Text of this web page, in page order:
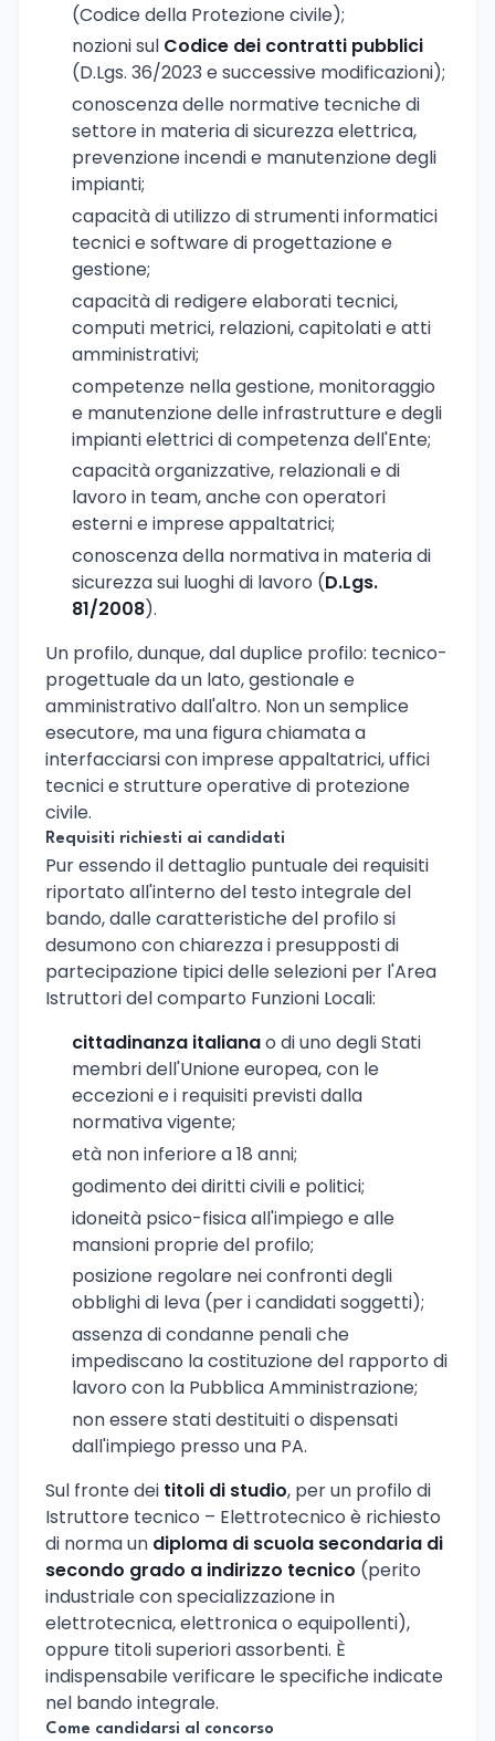
(Codice della Protezione civile);
nozioni sul Codice dei contratti pubblici
(D.Lgs. 36/2023 e successive modificazioni);
conoscenza delle normative tecniche di
settore in materia di sicurezza elettrica,
prevenzione incendi e manutenzione degli
impianti;
capacità di utilizzo di strumenti informatici
tecnici e software di progettazione e
gestione;
capacità di redigere elaborati tecnici,
computi metrici, relazioni, capitolati e atti
amministrativi;
competenze nella gestione, monitoraggio
e manutenzione delle infrastrutture e degli
impianti elettrici di competenza dell'Ente;
capacità organizzative, relazionali e di
lavoro in team, anche con operatori
esterni e imprese appaltatrici;
conoscenza della normativa in materia di
sicurezza sui luoghi di lavoro (D.Lgs.
81/2008).
Un profilo, dunque, dal duplice profilo: tecnico-
progettuale da un lato, gestionale e
amministrativo dall'altro. Non un semplice
esecutore, ma una figura chiamata a
interfacciarsi con imprese appaltatrici, uffici
tecnici e strutture operative di protezione
civile.
Requisiti richiesti ai candidati
Pur essendo il dettaglio puntuale dei requisiti
riportato all'interno del testo integrale del
bando, dalle caratteristiche del profilo si
desumono con chiarezza i presupposti di
partecipazione tipici delle selezioni per l'Area
Istruttori del comparto Funzioni Locali:
cittadinanza italianao di uno degli Stati
membri dell'Unione europea, con le
eccezioni e i requisiti previsti dalla
normativa vigente;
età non inferiore a 18 anni;
godimento dei diritti civili e politici;
idoneità psico-fisica all'impiego e alle
mansioni proprie del profilo;
posizione regolare nei confronti degli
obblighi di leva (per i candidati soggetti);
assenza di condanne penali che
impediscano la costituzione del rapporto di
lavoro con la Pubblica Amministrazione;
non essere stati destituiti o dispensati
dall'impiego presso una PA.
Sul fronte dei titoli di studio, per un profilo di
Istruttore tecnico – Elettrotecnico è richiesto
di norma un diploma di scuola secondaria di
secondo grado a indirizzo tecnico (perito
industriale con specializzazione in
elettrotecnica, elettronica o equipollenti),
oppure titoli superiori assorbenti. È
indispensabile verificare le specifiche indicate
nel bando integrale.
Come candidarsi al concorso